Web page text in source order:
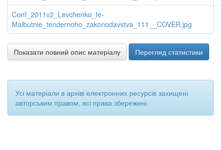
Conf_2011v2_Levchenko_Ie-
Maibutnie_tendernoho_zakonodavstva_111__COVER.jpg
Показати повний опис матеріалу Перегляд статистики
Усі матеріали в архіві електронних ресурсів захищені
авторським правом, всі права збережені.